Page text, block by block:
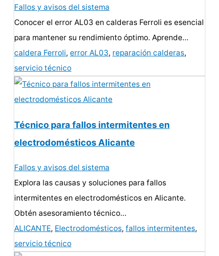
Fallos y avisos del sistema
Conocer el error AL03 en calderas Ferroli es esencial
para mantener su rendimiento óptimo. Aprende…
caldera Ferroli, error AL03, reparación calderas,
servicio técnico
Técnico para fallos intermitentes en
electrodomésticos Alicante
Fallos y avisos del sistema
Explora las causas y soluciones para fallos
intermitentes en electrodomésticos en Alicante.
Obtén asesoramiento técnico…
ALICANTE, Electrodomésticos, fallos intermitentes,
servicio técnico